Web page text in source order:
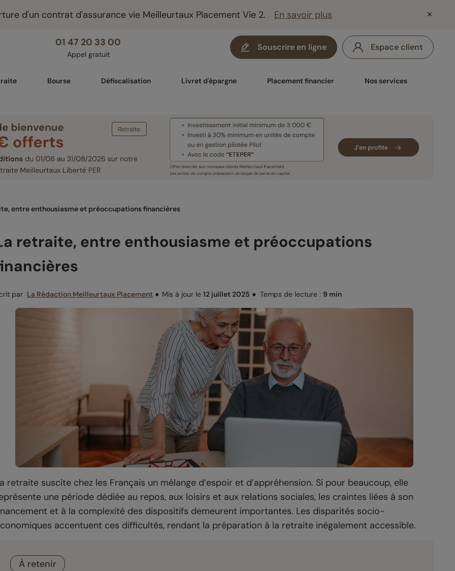
d'un contrat d'assurance vie Meilleurtaux Placement Vie 2. En savoir plus
01 47 20 33 00
Appel gratuit
Souscrire en ligne Espace client
Bourse Défiscalisation Livret d'épargne Placement financier Nos services
entre enthousiasme et préoccupations financières
retraite, entre enthousiasme et préoccupations
par La Rédaction Meilleurtaux Placement ● Mis à jour le 12 juillet 2025 ● Temps de lecture : 9 min
retraite suscite chez les Français un mélange d’espoir et d’appréhension. Si pour beaucoup, elle
une période dédiée au repos, aux loisirs et aux relations sociales, les craintes liées à son
et à la complexité des dispositifs demeurent importantes. Les disparités socio-
accentuent ces difficultés, rendant la préparation à la retraite inégalement accessible.
À retenir